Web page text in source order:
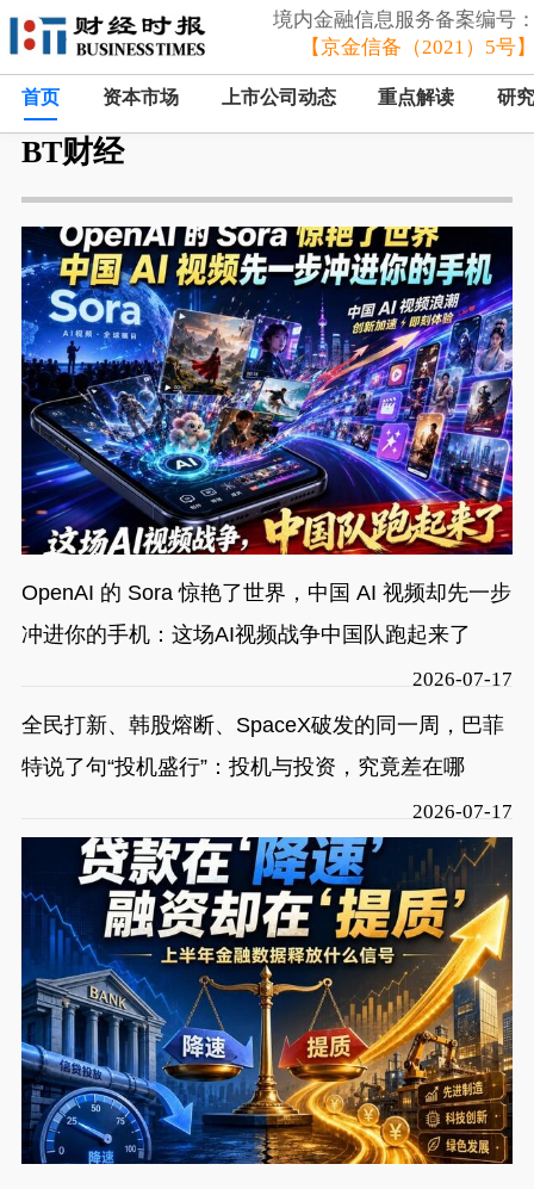
境内金融信息服务备案编号
【京金信备（2021）5号
首页 资本市场 上市公司动态 重点解读 研
BT财经
OpenAI 的 Sora 惊艳了世界，中国 AI 视频却先一步
冲进你的手机：这场AI视频战争中国队跑起来了
2026-07-17
全民打新、韩股熔断、SpaceX破发的同一周，巴菲
特说了句“投机盛行”：投机与投资，究竟差在哪
2026-07-17